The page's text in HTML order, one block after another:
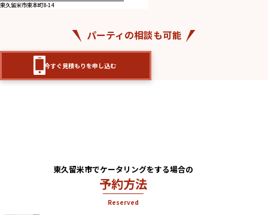
東久留米市東本町8-14
パーティの相談も可能
今すぐ見積もりを申し込む
東久留米市でケータリングをする場合の
予約方法
Reserved